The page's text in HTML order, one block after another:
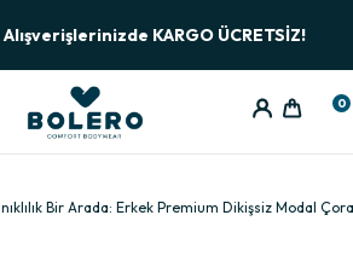
KARGO ÜCRETSİZ!
0